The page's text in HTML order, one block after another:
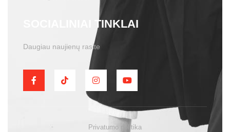
SOCIALINIAI TINKLAI
Daugiau naujienų rasite
Privatumo politika